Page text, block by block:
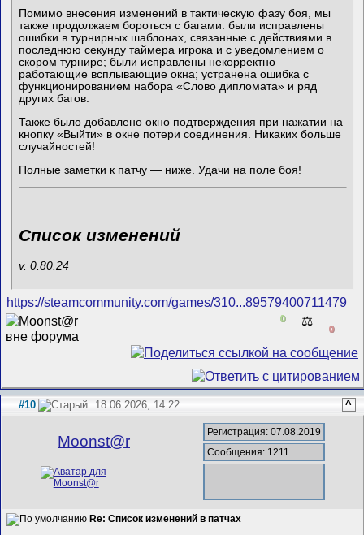
Помимо внесения изменений в тактическую фазу боя, мы
также продолжаем бороться с багами: были исправлены
ошибки в турнирных шаблонах, связанные с действиями в
последнюю секунду таймера игрока и с уведомлением о
скором турнире; были исправлены некорректно
работающие всплывающие окна; устранена ошибка с
функционированием набора «Слово дипломата» и ряд
других багов.
Также было добавлено окно подтверждения при нажатии на
кнопку «Выйти» в окне потери соединения. Никаких больше
случайностей!
Полные заметки к патчу — ниже. Удачи на поле боя!
Список изменений
v. 0.80.24
https://steamcommunity.com/games/310...89579400711479
0 ⚖️
0
#10 18.06.2026, 14:22 ^
Mооnst@r
Регистрация: 07.08.2019
Сообщения: 1211
Re: Список изменений в патчах